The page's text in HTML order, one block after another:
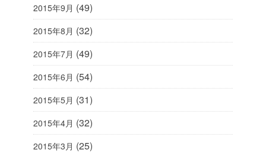
2015年9月 (49)
2015年8月 (32)
2015年7月 (49)
2015年6月 (54)
2015年5月 (31)
2015年4月 (32)
2015年3月 (25)